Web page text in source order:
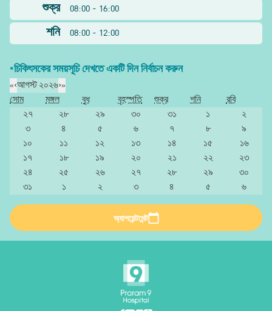
শুক্র
08:00 - 16:00
শনি
08:00 - 12:00
*চিকিৎসকের সময়সূচি দেখতে একটি দিন নির্বাচন করুন
«‹আগস্ট ২০২৬›»
সোম
মঙ্গল বুধ বৃহস্পতি শুক্র শনি
রবি
২৭
২৮ ২৯ ৩০ ৩১ ১
২
৩
৪ ৫ ৬ ৭ ৮
৯
১০
১১ ১২ ১৩ ১৪ ১৫
১৬
১৭
১৮ ১৯ ২০ ২১ ২২
২৩
২৪
২৫ ২৬ ২৭ ২৮ ২৯
৩০
৩১
১ ২ ৩ ৪ ৫ ৬
অ্যাপয়েন্টমেন্ট